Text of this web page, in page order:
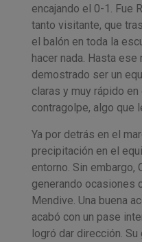
encajando el 0-1. Fue
tanto visitante, que
el balón en toda la
hacer nada. Hasta
demostrado ser un
claras y muy rápido
contragolpe, algo que
Ya por detrás en el
precipitación en el
entorno. Sin embargo,
generando ocasiones
Mendive. Una buena
acabó con un pase
logró dar dirección.